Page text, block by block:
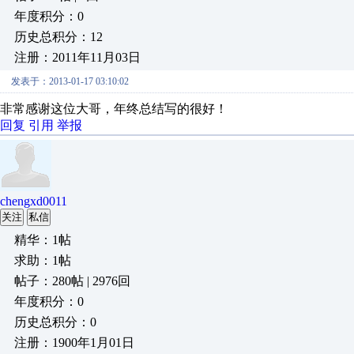
年度积分：0
历史总积分：12
注册：2011年11月03日
发表于：2013-01-17 03:10:02
非常感谢这位大哥，年终总结写的很好！
回复 引用 举报
chengxd0011
关注 私信
精华：1帖
求助：1帖
帖子：280帖 | 2976回
年度积分：0
历史总积分：0
注册：1900年1月01日